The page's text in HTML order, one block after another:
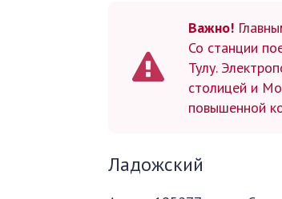
Важно!
Со станции
Тулу.
столицей и
повышенной
Ладожский